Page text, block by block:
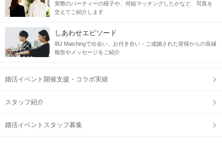
実際のパーティーの様子や、何組マッチングしたかなど、写真を
交えてご紹介します
しあわせエピソード
IBJ Matchingで出会い、お付き合い・ご成婚された皆様からの良縁
報告やメッセージをご紹介
婚活イベント開催支援・コラボ実績
スタッフ紹介
婚活イベントスタッフ募集